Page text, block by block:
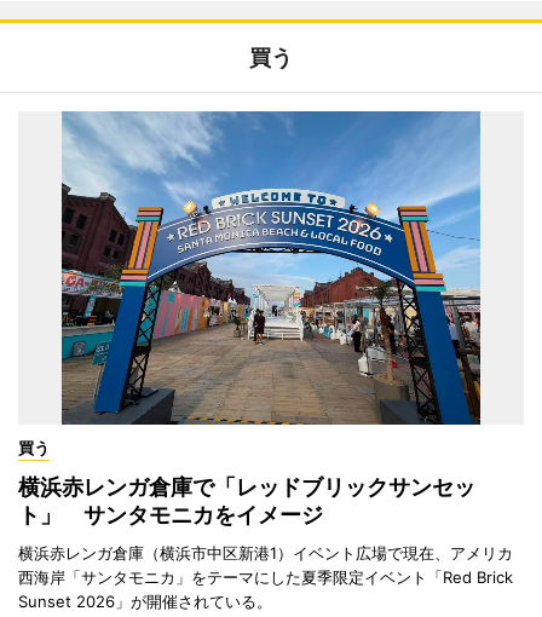
買う
買う
横浜赤レンガ倉庫で「レッドブリックサンセッ
ト」 サンタモニカをイメージ
横浜赤レンガ倉庫（横浜市中区新港1）イベント広場で現在、アメリカ
西海岸「サンタモニカ」をテーマにした夏季限定イベント「Red Brick
Sunset 2026」が開催されている。